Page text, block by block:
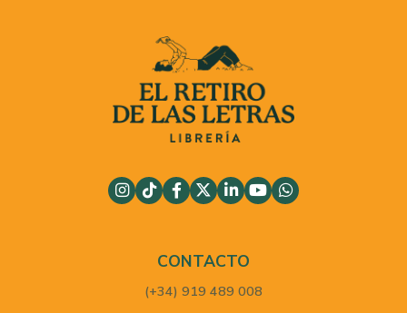
CONTACTO
(+34) 919 489 008